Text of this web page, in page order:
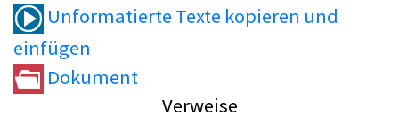
Unformatierte Texte kopieren und
einfügen
Dokument
Verweise